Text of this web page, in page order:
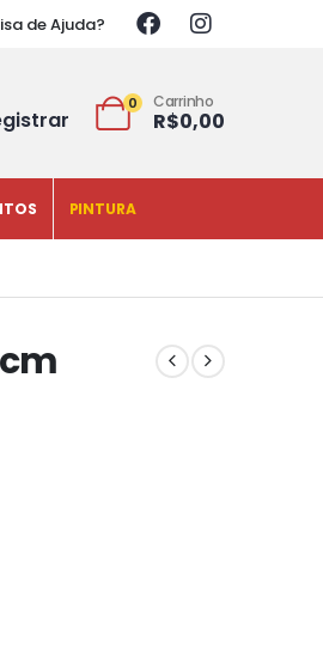
de Ajuda?
0 Carrinho
R$0,00
PINTURA